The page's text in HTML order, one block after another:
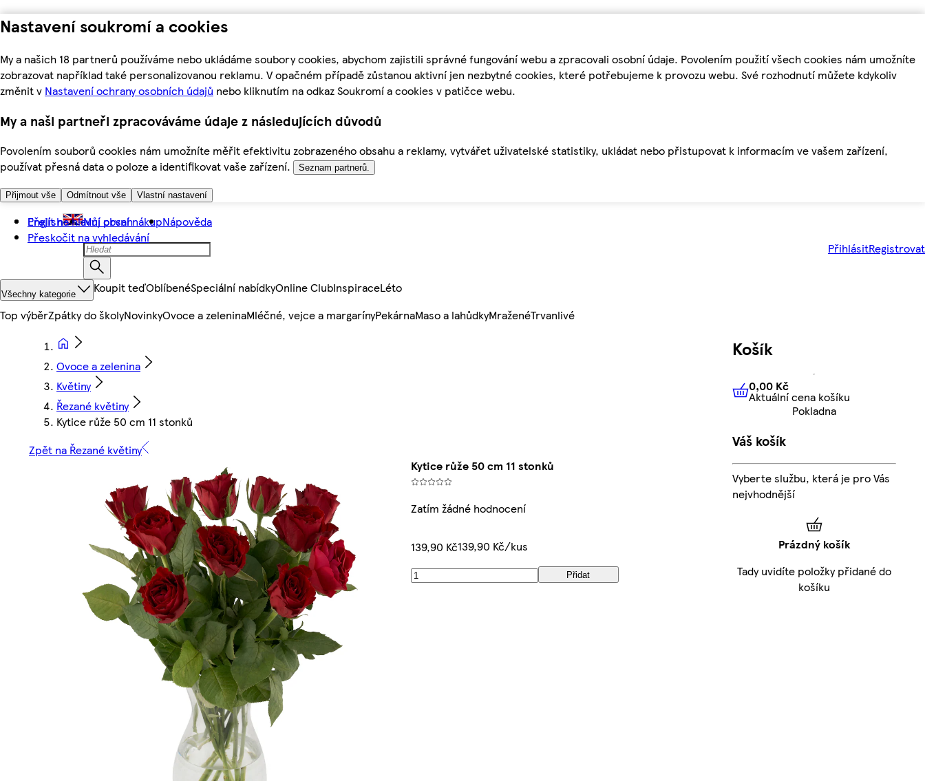
Nastavení soukromí a cookies
My a našich 18 partnerů používáme nebo ukládáme soubory cookies, abychom zajistili správné fungování webu a zpracovali osobní údaje. Povolením použití všech cookies nám umožníte
zobrazovat například také personalizovanou reklamu. V opačném případě zůstanou aktivní jen nezbytné cookies, které potřebujeme k provozu webu. Své rozhodnutí můžete kdykoliv
změnit v Nastavení ochrany osobních údajů nebo kliknutím na odkaz Soukromí a cookies v patičce webu.
My a naši partneři zpracováváme údaje z následujících důvodů
Povolením souborů cookies nám umožníte měřit efektivitu zobrazeného obsahu a reklamy, vytvářet uživatelské statistiky, ukládat nebo přistupovat k informacím ve vašem zařízení,
používat přesná data o poloze a identifikovat vaše zařízení.
Seznam partnerů.
Přijmout vše Odmítnout vše Vlastní nastavení
Přejít na hlavní obsah
Přeskočit na vyhledávání
English Můj první nákupNápověda
PřihlásitRegistrovat
Všechny kategorie Koupit teďOblíbenéSpeciální nabídkyOnline ClubInspiraceLéto
Top výběrZpátky do školyNovinkyOvoce a zeleninaMléčné, vejce a margarínyPekárnaMaso a lahůdkyMraženéTrvanlivé
Ovoce a zelenina
Květiny
Řezané květiny
Kytice růže 50 cm 11 stonků
Zpět na Řezané květiny
Kytice růže 50 cm 11 stonků
Zatím žádné hodnocení
139,90 Kč139,90 Kč/kus
Přidat
Košík
0,00 KčAktuální cena košíku
0,00 Kč
Aktuální cena košíku
Pokladna
Váš košík
Vyberte službu, která je pro Vás
nejvhodnější
Prázdný košík
Tady uvidíte položky přidané do
košíku